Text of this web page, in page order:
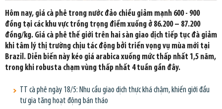
Hôm nay, giá cà phê trong nước đảo chiều giảm mạnh 600 - 900
đồng tại các khu vực trồng trọng điểm xuống ở 86.200 – 87.200
đồng/kg. Giá cà phê thế giới trên hai sàn giao dịch tiếp tục đà giảm
khi tâm lý thị trường chịu tác động bởi triển vọng vụ mùa mới tại
Brazil. Diễn biến này kéo giá arabica xuống mức thấp nhất 1,5 năm,
trong khi robusta chạm vùng thấp nhất 4 tuần gần đây.
TT cà phê ngày 18/5: Nhu cầu giao dịch thực khá chậm, khiến giới đầu
tư gia tăng hoạt động bán tháo